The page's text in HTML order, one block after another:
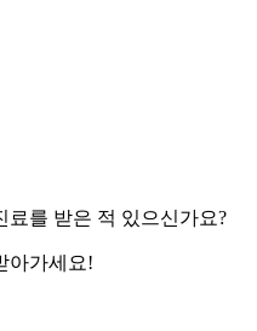
료를 받은 적 있으신가요?
아가세요!